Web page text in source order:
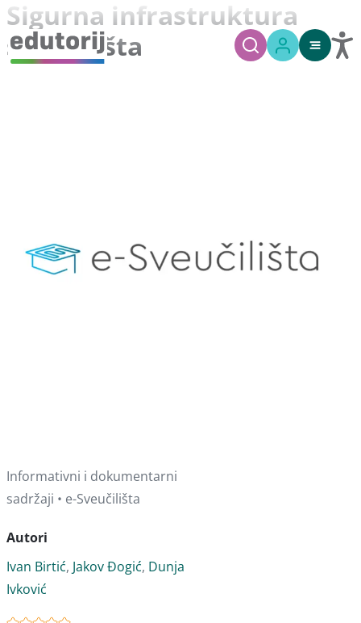
Sigurna infrastruktura
sveučilišta
Informativni i dokumentarni
sadržaji • e-Sveučilišta
Autori
Ivan Birtić, Jakov Đogić, Dunja
Ivković